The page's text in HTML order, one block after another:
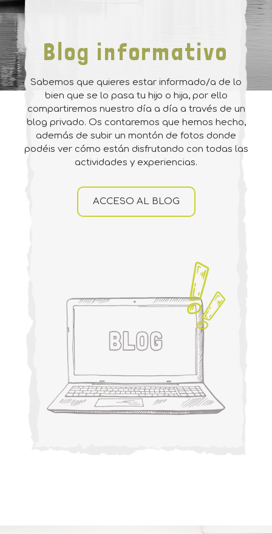
Blog informativo
Sabemos que quieres estar informado/a de lo
bien que se lo pasa tu hijo o hija, por ello
compartiremos nuestro día a día a través de un
blog privado. Os contaremos que hemos hecho,
además de subir un montón de fotos donde
podéis ver cómo están disfrutando con todas las
actividades y experiencias.
ACCESO AL BLOG